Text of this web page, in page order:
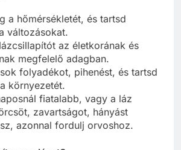
a hőmérsékletét, és tartsd
változásokat.
az életkorának és
megfelelő adagban.
folyadékot, pihenést, és tartsd
környezetét.
fiatalabb, vagy a láz
zavartságot, hányást
azonnal fordulj orvoshoz.